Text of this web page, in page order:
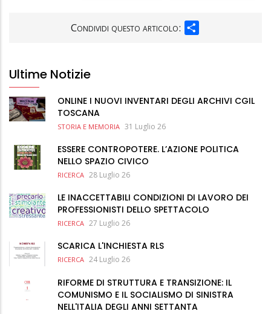
Condividi questo articolo:
Ultime Notizie
ONLINE I NUOVI INVENTARI DEGLI ARCHIVI CGIL
TOSCANA
STORIA E MEMORIA 31 Luglio 26
ESSERE CONTROPOTERE. L’AZIONE POLITICA
NELLO SPAZIO CIVICO
RICERCA 28 Luglio 26
LE INACCETTABILI CONDIZIONI DI LAVORO DEI
PROFESSIONISTI DELLO SPETTACOLO
RICERCA 27 Luglio 26
SCARICA L'INCHIESTA RLS
RICERCA 24 Luglio 26
RIFORME DI STRUTTURA E TRANSIZIONE: IL
COMUNISMO E IL SOCIALISMO DI SINISTRA
NELL'ITALIA DEGLI ANNI SETTANTA